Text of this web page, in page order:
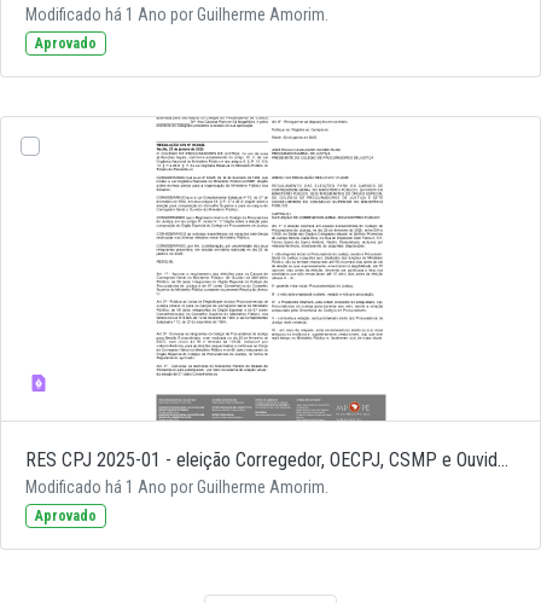
Modificado há 1 Ano por Guilherme Amorim.
Aprovado
RES CPJ 2025-01 - eleição Corregedor, OECPJ, CSMP e Ouvidor (1)
Modificado há 1 Ano por Guilherme Amorim.
Aprovado